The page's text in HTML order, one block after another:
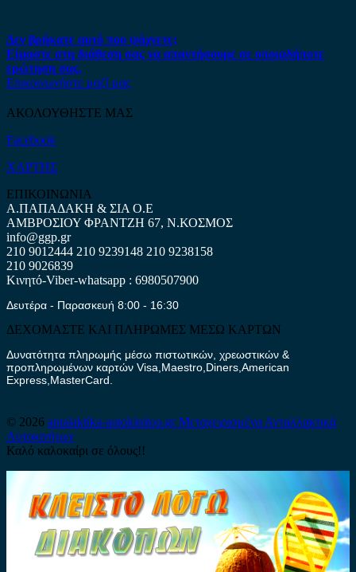
Δεν βρήκατε αυτό που ψάχνετε;
Είμαστε στη διάθεση σας να απαντήσουμε σε οποιαδήποτε
ερώτηση σας.
Επικοινωνήστε μαζί μας
ΑΚΟΛΟΥΘΗΣΤΕ ΜΑΣ
Facebook
ΧΑΡΤΗΣ
ΕΠΙΚΟΙΝΩΝΙΑ
Α.ΠΑΠΑΔΑΚΗ & ΣΙΑ Ο.Ε
ΑΜΒΡΟΣΙΟΥ ΦΡΑΝΤΖΗ 67, Ν.ΚΟΣΜΟΣ
info@ggp.gr
210 9012444 210 9239148 210 9238158
210 9026839
Κινητό-Viber-whatsapp : 6980507900
Δευτέρα - Παρασκευή 8:00 - 16:30
ΔΕΧΟΜΑΣΤΕ ΚΑΙ ΠΛΗΡΩΜΕΣ ΜΕΣΩ ΚΑΡΤΩΝ
Δυνατότητα πληρωμής μέσω πιστωτικών, χρεωστικών &
προπληρωμένων καρτών Visa,Maestro,Diners,American
Express,MasterCard.
© 2026 antalaktika-autokinitou.grΜεταχειρισμένα Ανταλλακτικά
Αυτοκινήτων
Καλό καλοκαίρι σε όλους!!